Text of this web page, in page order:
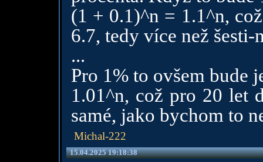
(1 + 0.1)^n = 1.1^n,
6.7, tedy více než šesti-
...
Pro 1% to ovšem bude
1.01^n, což pro 20 let
samé, jako bychom to
Michal-222
15.04.2025 19:18:38